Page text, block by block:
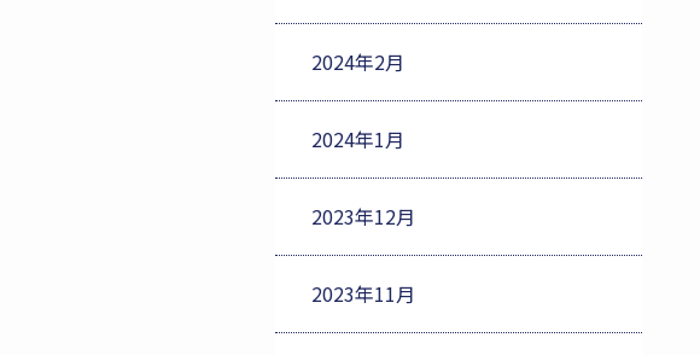
2024年2月
2024年1月
2023年12月
2023年11月